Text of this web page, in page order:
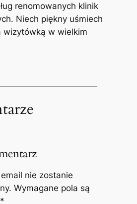
renomowanych klinik
Niech piękny uśmiech
wizytówką w wielkim
nie zostanie
Wymagane pola są
*